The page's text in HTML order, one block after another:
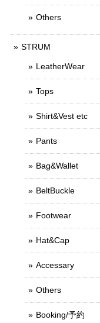
Others
STRUM
LeatherWear
Tops
Shirt&Vest etc
Pants
Bag&Wallet
BeltBuckle
Footwear
Hat&Cap
Accessary
Others
Booking/予約